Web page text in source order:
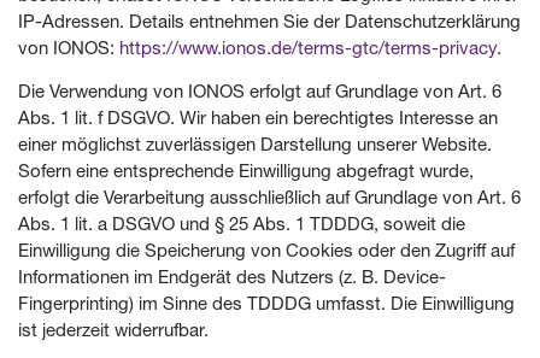
IP-Adressen. Details entnehmen Sie der Datenschutzerklärung
von IONOS: https://www.ionos.de/terms-gtc/terms-privacy.
Die Verwendung von IONOS erfolgt auf Grundlage von Art. 6
Abs. 1 lit. f DSGVO. Wir haben ein berechtigtes Interesse an
einer möglichst zuverlässigen Darstellung unserer Website.
Sofern eine entsprechende Einwilligung abgefragt wurde,
erfolgt die Verarbeitung ausschließlich auf Grundlage von Art. 6
Abs. 1 lit. a DSGVO und § 25 Abs. 1 TDDDG, soweit die
Einwilligung die Speicherung von Cookies oder den Zugriff auf
Informationen im Endgerät des Nutzers (z. B. Device-
Fingerprinting) im Sinne des TDDDG umfasst. Die Einwilligung
ist jederzeit widerrufbar.